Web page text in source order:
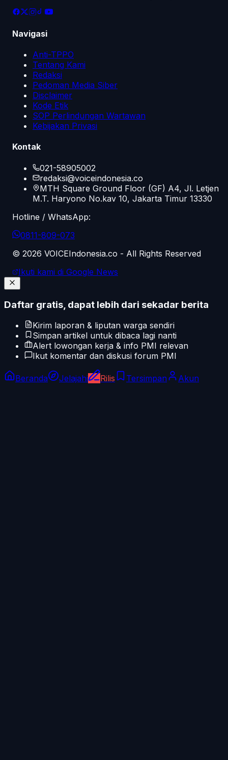
Navigasi
Anti-TPPO
Tentang Kami
Redaksi
Pedoman Media Siber
Disclaimer
Kode Etik
SOP Perlindungan Wartawan
Kebijakan Privasi
Kontak
021-58905002
redaksi@voiceindonesia.co
MTH Square Ground Floor (GF) A4, Jl. Letjen
M.T. Haryono No.kav 10, Jakarta Timur 13330
Hotline / WhatsApp:
0811-809-073
© 2026 VOICEIndonesia.co - All Rights Reserved
Ikuti kami di Google News
Daftar gratis, dapat lebih dari sekadar berita
Kirim laporan & liputan warga sendiri
Simpan artikel untuk dibaca lagi nanti
Alert lowongan kerja & info PMI relevan
Ikut komentar dan diskusi forum PMI
Beranda Jelajahi Rilis Tersimpan Akun